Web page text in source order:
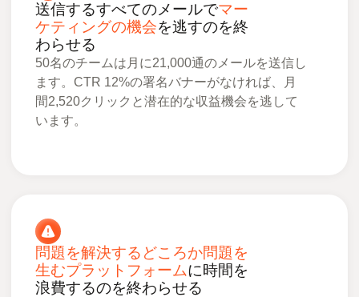
送信するすべてのメールでマー
ケティングの機会を逃すのを終
わらせる
50名のチームは月に21,000通のメールを送信し
ます。CTR 12%の署名バナーがなければ、月
間2,520クリックと潜在的な収益機会を逃して
います。
問題を解決するどころか問題を
生むプラットフォームに時間を
浪費するのを終わらせる